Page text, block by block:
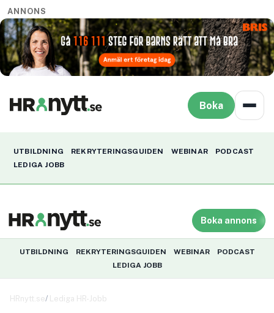
ANNONS
Boka
UTBILDNING REKRYTERINGSGUIDEN WEBINAR
PODCAST
LEDIGA JOBB
Boka annons
UTBILDNING REKRYTERINGSGUIDEN WEBINAR
PODCAST
LEDIGA JOBB
HRnytt.se Lediga HR-Jobb